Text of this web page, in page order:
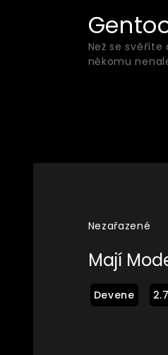
Než se
někomu
Nezařazené
Mají